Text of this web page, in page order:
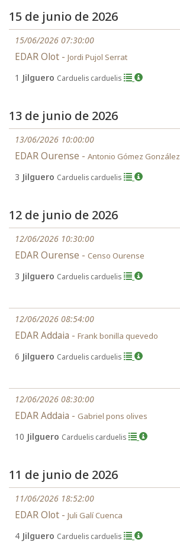
15 de junio de 2026
15/06/2026 07:30:00
EDAR Olot - Jordi Pujol Serrat
1 Jilguero Carduelis carduelis
13 de junio de 2026
13/06/2026 10:00:00
EDAR Ourense - Antonio Gómez González
3 Jilguero Carduelis carduelis
12 de junio de 2026
12/06/2026 10:30:00
EDAR Ourense - Censo Ourense
3 Jilguero Carduelis carduelis
12/06/2026 08:54:00
EDAR Addaia - Frank bonilla quevedo
6 Jilguero Carduelis carduelis
12/06/2026 08:30:00
EDAR Addaia - Gabriel pons olives
10 Jilguero Carduelis carduelis
11 de junio de 2026
11/06/2026 18:52:00
EDAR Olot - Juli Galí Cuenca
4 Jilguero Carduelis carduelis